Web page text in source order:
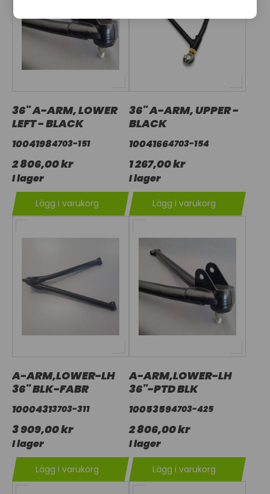
36" A-ARM, LOWER
LEFT - BLACK
10041984703-151
2 806,00 kr
I lager
Lägg i varukorg
36" A-ARM, UPPER -
BLACK
10041664703-154
1 267,00 kr
I lager
Lägg i varukorg
A-ARM,LOWER-LH
36" BLK-FABR
10004313703-311
3 909,00 kr
I lager
Lägg i varukorg
A-ARM,LOWER-LH
36"-PTD BLK
10053594703-425
2 806,00 kr
I lager
Lägg i varukorg